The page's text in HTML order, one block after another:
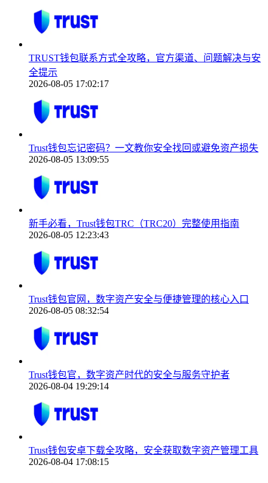
TRUST钱包联系方式全攻略，官方渠道、问题解决与安
全提示
2026-08-05 17:02:17
Trust钱包忘记密码？一文教你安全找回或避免资产损失
2026-08-05 13:09:55
新手必看，Trust钱包TRC（TRC20）完整使用指南
2026-08-05 12:23:43
Trust钱包官网，数字资产安全与便捷管理的核心入口
2026-08-05 08:32:54
Trust钱包官，数字资产时代的安全与服务守护者
2026-08-04 19:29:14
Trust钱包安卓下载全攻略，安全获取数字资产管理工具
2026-08-04 17:08:15